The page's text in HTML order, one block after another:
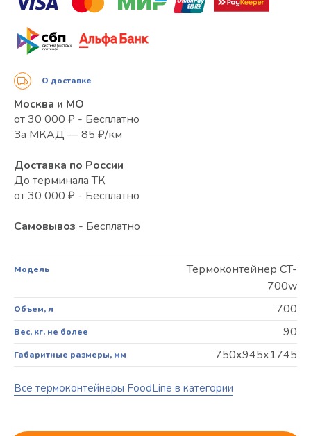
Модель
Термоконтейнер CT-
700w
Объем, л 700
Вес, кг. не более 90
Габаритные размеры, мм 750х945х1745
Все термоконтейнеры FoodLine в категории
О доставке
Москва и МО
от 30 000 ₽ - Бесплатно
За МКАД — 85 ₽/км
Доставка по России
До терминала ТК
от 30 000 ₽ - Бесплатно
Самовывоз - Бесплатно